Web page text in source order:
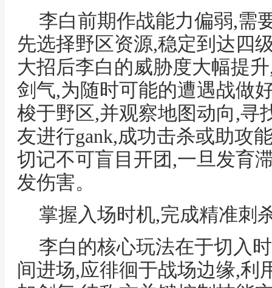
李白前期作战能力偏弱,需
先选择野区资源,稳定到达四
大招后李白的威胁度大幅提
剑气,为随时可能的遭遇战做
梭于野区,并观察地图动向,寻
友进行gank,成功击杀或助攻
切记不可盲目开团,一旦发育
发伤害。
掌握入场时机,完成精准刺
李白的核心玩法在于切入
间进场,应徘徊于战场边缘,利